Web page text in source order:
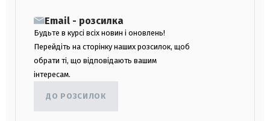
Email - розсилка
Будьте в курсі всіх новин і оновлень!
Перейдіть на сторінку наших розсилок, щоб
обрати ті, що відповідають вашим
інтересам.
ДО РОЗСИЛОК